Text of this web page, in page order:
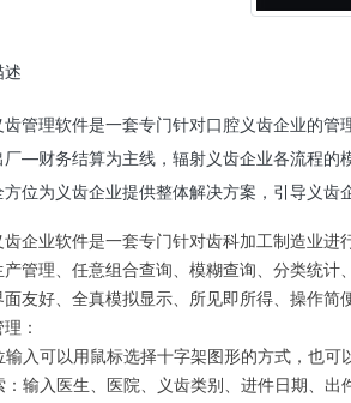
述
齿管理软件是一套专门针对口腔义齿企业的
厂—财务结算为主线，辐射义齿企业各流程的
位为义齿企业提供整体解决方案，引导义齿
齿企业软件是一套专门针对齿科加工制造业
产管理、任意组合查询、模糊查询、分类统
面友好、全真模拟显示、所见即所得、操作简
：
输入可以用鼠标选择十字架图形的方式，也
：输入医生、医院、义齿类别、进件日期、